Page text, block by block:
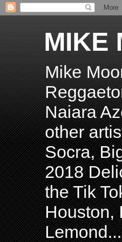
MIKE
Mike
Naiara
other
Socra,
2018
the Tik
Houston,
Lemond...